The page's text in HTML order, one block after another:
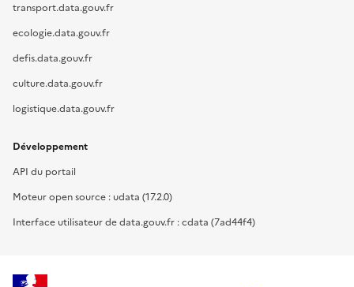
transport.data.gouv.fr
ecologie.data.gouv.fr
defis.data.gouv.fr
culture.data.gouv.fr
logistique.data.gouv.fr
Développement
API du portail
Moteur open source : udata (17.2.0)
Interface utilisateur de data.gouv.fr : cdata (7ad44f4)